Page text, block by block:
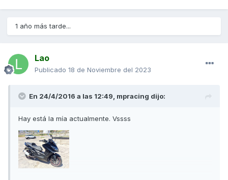
1 año más tarde...
Lao
Publicado 18 de Noviembre del 2023
En 24/4/2016 a las 12:49, mpracing dijo:
Hay está la mía actualmente. Vssss